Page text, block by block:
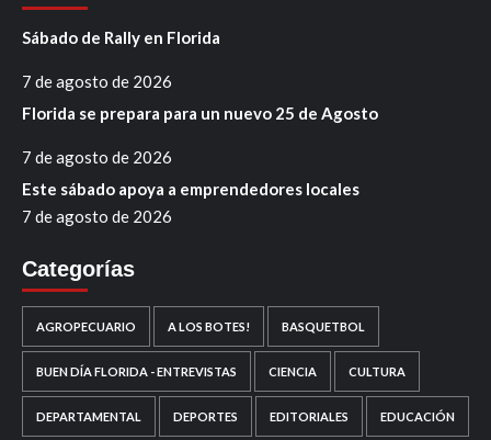
Sábado de Rally en Florida
7 de agosto de 2026
Florida se prepara para un nuevo 25 de Agosto
7 de agosto de 2026
Este sábado apoya a emprendedores locales
7 de agosto de 2026
Categorías
AGROPECUARIO A LOS BOTES! BASQUETBOL
BUEN DÍA FLORIDA - ENTREVISTAS CIENCIA CULTURA
DEPARTAMENTAL DEPORTES EDITORIALES EDUCACIÓN